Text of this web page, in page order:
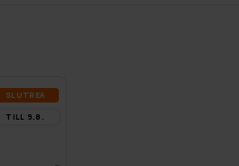
SLUT­REA
TILL 9.8.